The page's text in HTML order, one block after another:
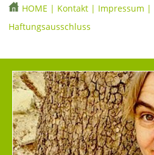
HOME | Kontakt | Impressum |
Haftungsausschluss